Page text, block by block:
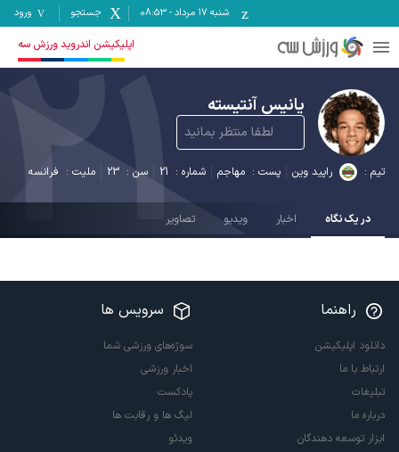
شنبه ۱۷ مرداد -
08:53 جستجو ورود
اپلیکیشن اندروید ورزش سه
یانیس آنتیسته
لطفا منتظر بمانید
تیم : راپید وین پست : مهاجم شماره : 21 سن : 23 ملیت : فرانسه
21 در یک نگاه اخبار ویدیو تصاویر
راهنما
دانلود اپلیکیشن
ارتباط با ما
تبلیغات
درباره ما
ابزار توسعه دهندگان
سرویس ها
سوژه‌های ورزشی شما
اخبار ورزشی
پادکست
لیگ ها و رقابت ها
ویدئو